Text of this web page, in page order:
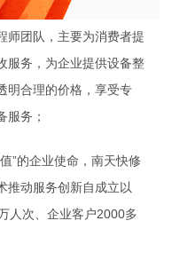
师团队，主要为消费者提
服务，为企业提供设备整
明合理的价格，享受专
服务；
”的企业使命，南天快修
推动服务创新自成立以
人次、企业客户2000多